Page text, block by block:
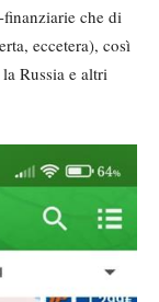
che di
eccetera), così
Russia e altri